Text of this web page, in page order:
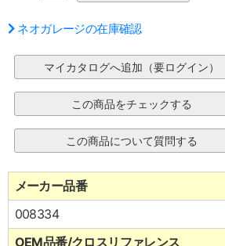
ネオガレージの在庫確認
メーカー品番
008334
OEM品番/クロスリファレンス